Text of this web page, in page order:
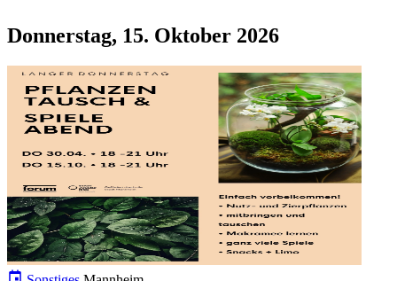
Donnerstag, 15. Oktober 2026